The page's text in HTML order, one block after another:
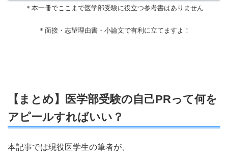
＊本一冊でここまで医学部受験に役立つ参考書はありません
＊面接・志望理由書・小論文で有利に立てますよ！
【まとめ】医学部受験の自己PRって何を
アピールすればいい？
本記事では現役医学生の筆者が、